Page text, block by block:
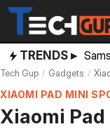
Skip
content
TRENDS ▸
Tech Gup Gadgets
XIAOMI PAD MINI
Xiaomi Pad